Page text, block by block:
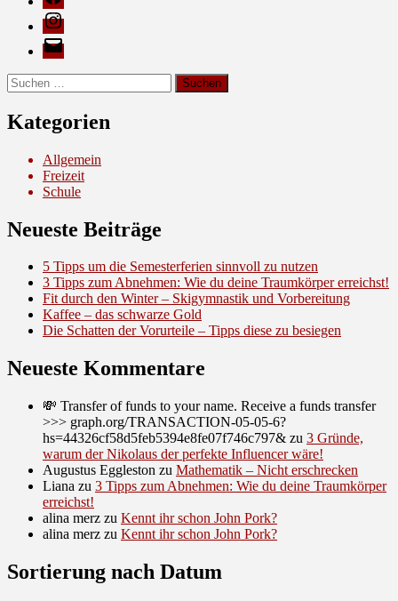
Instagram
E-
Mail
Suche
nach:
Kategorien
Allgemein
Freizeit
Schule
Neueste Beiträge
5 Tipps um die Semesterferien sinnvoll zu nutzen
3 Tipps zum Abnehmen: Wie du deine Traumkörper erreichst!
Fit durch den Winter – Skigymnastik und Vorbereitung
Kaffee – das schwarze Gold
Die Schatten der Vorurteile – Tipps diese zu besiegen
Neueste Kommentare
💸 Transfer of funds to your name. Receive a funds transfer
>>> graph.org/TRANSACTION-05-05-6?
hs=44326cf58d5feb5394e8fe07f746c797& zu 3 Gründe,
warum der Nikolaus der perfekte Influencer wäre!
Augustus Eggleston zu Mathematik – Nicht erschrecken
Liana zu 3 Tipps zum Abnehmen: Wie du deine Traumkörper
erreichst!
alina merz zu Kennt ihr schon John Pork?
alina merz zu Kennt ihr schon John Pork?
Sortierung nach Datum